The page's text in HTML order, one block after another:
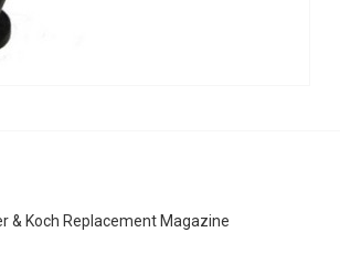
& Koch Replacement Magazine